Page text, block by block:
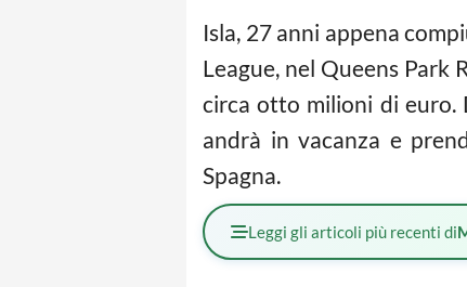
Isla, 27 anni appena
League, nel Queens Park
circa otto milioni di euro.
andrà in vacanza e
Spagna.
Leggi gli articoli più recenti di